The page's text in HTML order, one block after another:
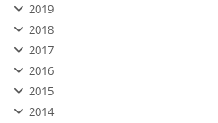
2019
2018
2017
2016
2015
2014